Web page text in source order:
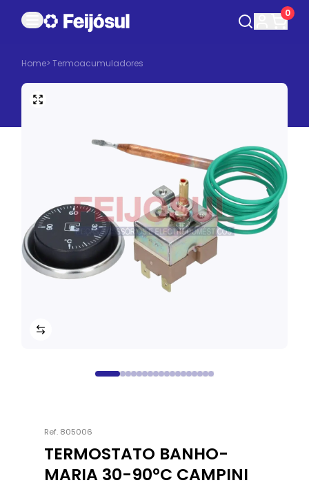
0
Home>Termoacumuladores
Ref. 805006
TERMOSTATO BANHO-
MARIA 30-90ºC CAMPINI